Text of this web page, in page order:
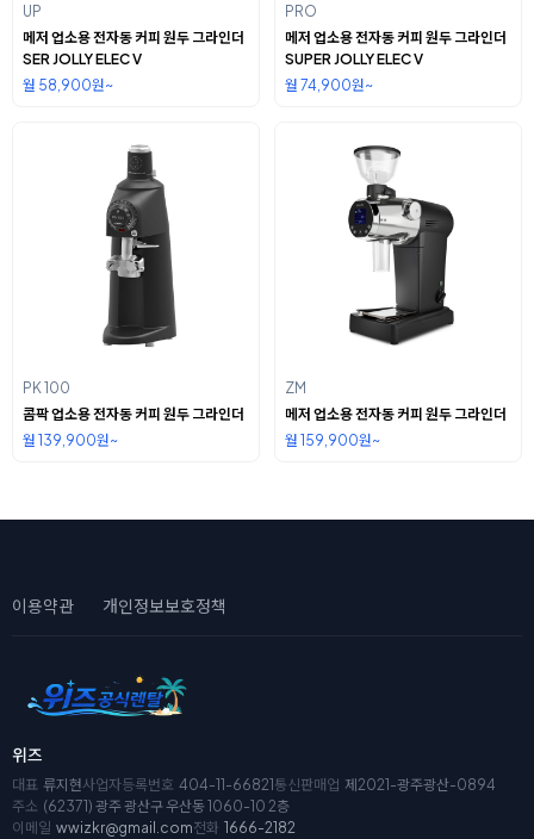
UP
메저 업소용 전자동 커피 원두 그라인더
SER JOLLY ELEC V
월 58,900원~
PRO
메저 업소용 전자동 커피 원두 그라인더
SUPER JOLLY ELEC V
월 74,900원~
PK 100
콤팍 업소용 전자동 커피 원두 그라인더
월 139,900원~
ZM
메저 업소용 전자동 커피 원두 그라인더
월 159,900원~
이용약관 개인정보보호정책
위즈
대표 류지현사업자등록번호 404-11-66821 통신판매업 제2021-광주광산-0894
주소 (62371) 광주 광산구 우산동 1060-10 2층
이메일 wwizkr@gmail.com전화 1666-2182